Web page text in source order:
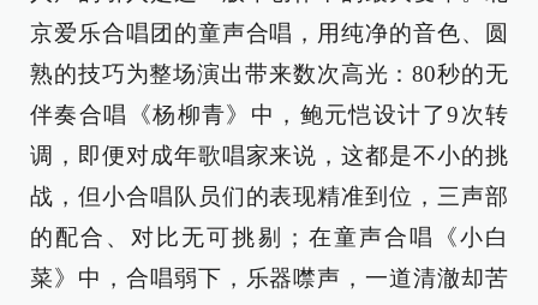
京爱乐合唱团的童声合唱，用纯净的音色、圆
熟的技巧为整场演出带来数次高光：80秒的无
伴奏合唱《杨柳青》中，鲍元恺设计了9次转
调，即便对成年歌唱家来说，这都是不小的挑
战，但小合唱队员们的表现精准到位，三声部
的配合、对比无可挑剔；在童声合唱《小白
菜》中，合唱弱下，乐器噤声，一道清澈却苦